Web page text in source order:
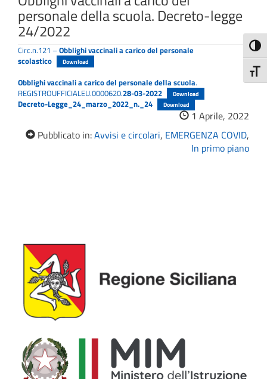
personale della scuola. Decreto-legge
24/2022
Circ.n.121 –Obblighi vaccinali a carico del personale
scolastico
Download
Obblighi vaccinali a carico del personale della scuola.
REGISTROUFFICIALEU.0000620.28-03-2022 Download
Decreto-Legge_24_marzo_2022_n._24 Download
1 Aprile, 2022
Pubblicato in:Avvisi e circolari, EMERGENZA COVID,
In primo piano